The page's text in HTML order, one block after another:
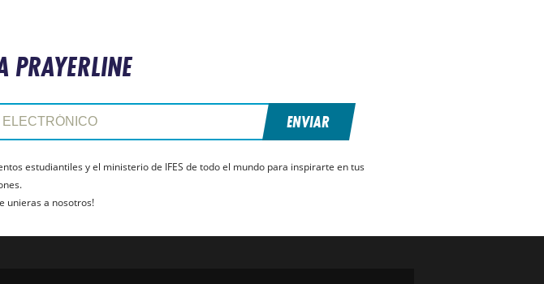
PRAYERLINE
ENVIAR
estudiantiles y el ministerio de IFES de todo el mundo para inspirarte en tus
unieras a nosotros!